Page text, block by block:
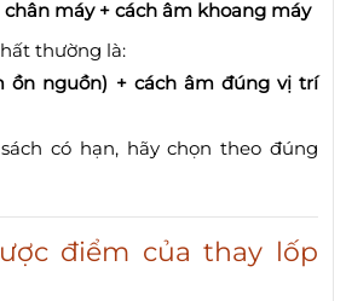
máy + cách âm khoang máy
thường là:
ồn nguồn) + cách âm đúng vị trí
có hạn, hãy chọn theo đúng
điểm của thay lốp